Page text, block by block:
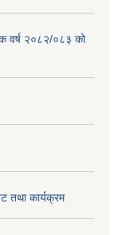
वर्ष २०८२/०८३ को
तथा कार्यक्रम